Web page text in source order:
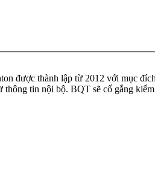
được thành lập từ 2012 với mục
tin nội bộ. BQT sẽ cố gắng